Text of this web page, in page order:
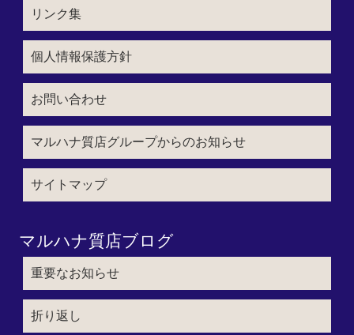
リンク集
個人情報保護方針
お問い合わせ
マルハナ質店グループからのお知らせ
サイトマップ
マルハナ質店ブログ
重要なお知らせ
折り返し